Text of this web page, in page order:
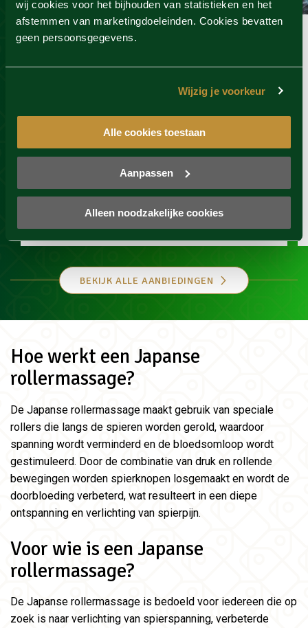
wij cookies voor het bijhouden van statistieken en het
afstemmen van marketingdoeleinden. Cookies bevatten
geen persoonsgegevens.
Wijzig je voorkeur
Alle cookies toestaan
Aanpassen
Alleen noodzakelijke cookies
Sauna wellness special
Koffie of thee
€29,95 -40%
BESTELLEN
Bekijk actie
BEKIJK ALLE AANBIEDINGEN
Hoe werkt een Japanse
rollermassage?
De Japanse rollermassage maakt gebruik van speciale
rollers die langs de spieren worden gerold, waardoor
spanning wordt verminderd en de bloedsomloop wordt
gestimuleerd. Door de combinatie van druk en rollende
bewegingen worden spierknopen losgemaakt en wordt de
doorbloeding verbeterd, wat resulteert in een diepe
ontspanning en verlichting van spierpijn.
Voor wie is een Japanse
rollermassage?
De Japanse rollermassage is bedoeld voor iedereen die op
zoek is naar verlichting van spierspanning, verbeterde